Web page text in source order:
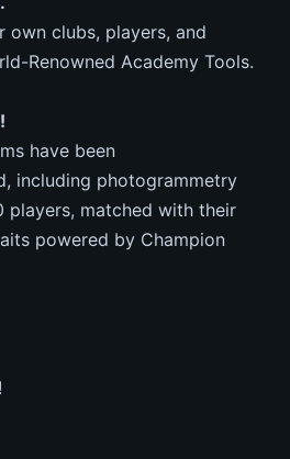
own clubs, players, and
Renowned Academy Tools.
have been
including photogrammetry
players, matched with their
powered by Champion